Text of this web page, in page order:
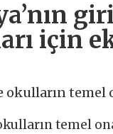
için
temel
temel